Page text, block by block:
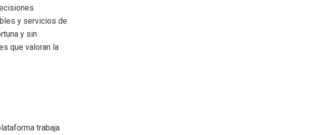
y servicios de
y sin
que valoran la
trabaja